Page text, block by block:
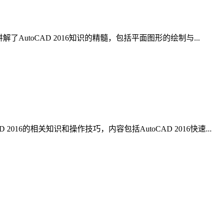
了AutoCAD 2016知识的精髓，包括平面图形的绘制与...
的相关知识和操作技巧，内容包括AutoCAD 2016快速...